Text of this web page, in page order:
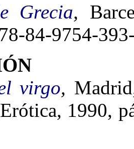
Grecia,
84-9754-
virgo,
1990,